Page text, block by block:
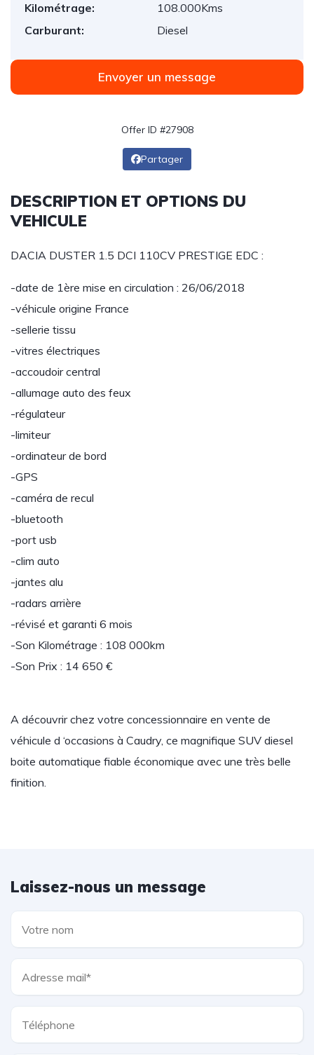
Kilométrage:
108.000Kms
Carburant:
Diesel
Envoyer un message
Offer ID #27908
Partager
DESCRIPTION ET OPTIONS DU
VEHICULE
DACIA DUSTER 1.5 DCI 110CV PRESTIGE EDC :
-date de 1ère mise en circulation : 26/06/2018
-véhicule origine France
-sellerie tissu
-vitres électriques
-accoudoir central
-allumage auto des feux
-régulateur
-limiteur
-ordinateur de bord
-GPS
-caméra de recul
-bluetooth
-port usb
-clim auto
-jantes alu
-radars arrière
-révisé et garanti 6 mois
-Son Kilométrage : 108 000km
-Son Prix : 14 650 €
A découvrir chez votre concessionnaire en vente de
véhicule d ‘occasions à Caudry, ce magnifique SUV diesel
boite automatique fiable économique avec une très belle
finition.
Laissez-nous un message